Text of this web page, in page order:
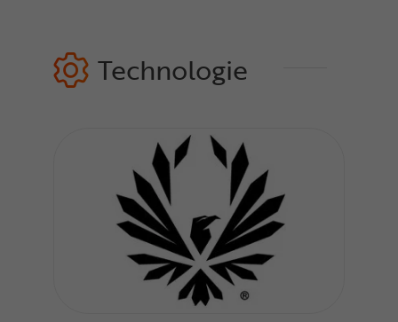
Technologie